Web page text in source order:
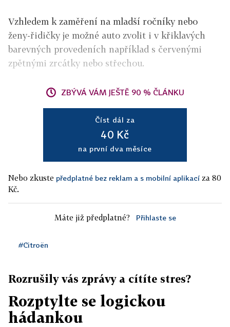
Vzhledem k zaměření na mladší ročníky nebo
ženy-řidičky je možné auto zvolit i v křiklavých
barevných provedeních například s červenými
zpětnými zrcátky nebo střechou.
ZBÝVÁ VÁM JEŠTĚ 90 % ČLÁNKU
Číst dál za
40 Kč
na první dva měsíce
Nebo zkuste předplatné bez reklam a s mobilní aplikací za 80
Kč.
Máte již předplatné? Přihlaste se
#Citroën
Rozrušily vás zprávy a cítíte stres?
Rozptylte se logickou
hádankou